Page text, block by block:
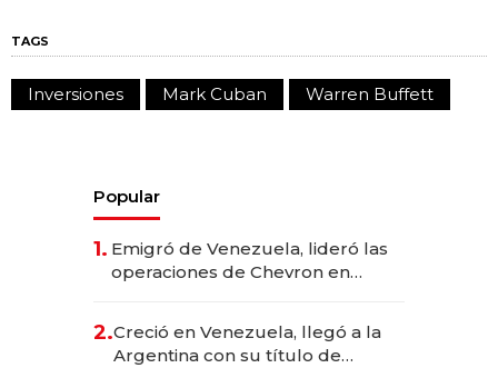
TAGS
Inversiones Mark Cuban Warren Buffett
Popular
1. Emigró de Venezuela, lideró las
operaciones de Chevron en
2.Creció en Venezuela, llegó a la
Argentina con su título de